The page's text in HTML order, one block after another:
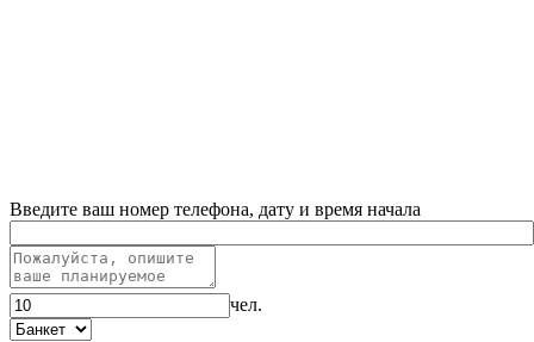
Введите ваш номер телефона, дату и время начала
чел.